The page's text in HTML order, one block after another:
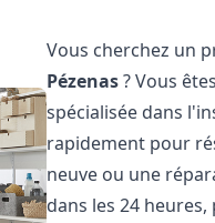
Vous cherchez un
Pézenas? Vous
spécialisée dans
rapidement pour
neuve ou une
dans les 24